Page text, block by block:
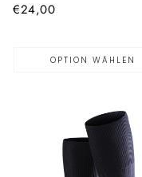
Normaler
€24,00
OPTION WÄHLEN